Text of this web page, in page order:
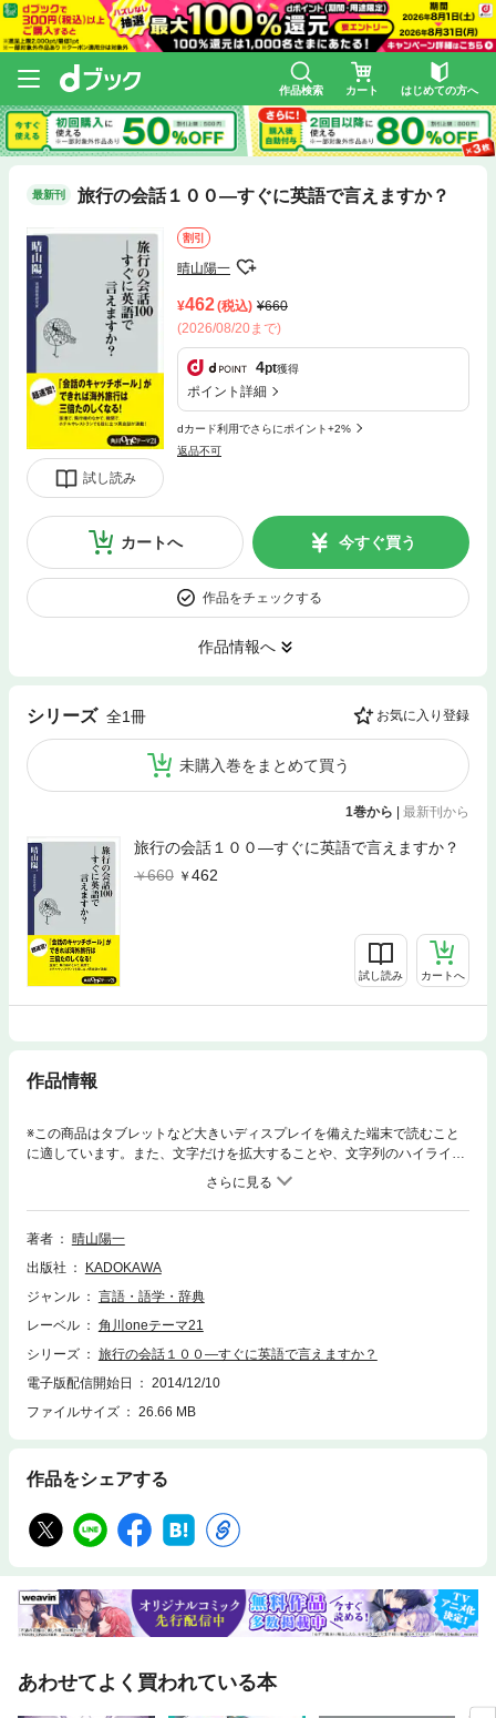
作品検索 カート はじめての方へ
最新刊 旅行の会話１００―すぐに英語で言えますか？
試し読み
割引
晴山陽一
462(税込)
660
(2026/08/20まで)
4pt獲得
ポイント詳細
dカード利用でさらにポイント+2%
返品不可
カートへ 今すぐ買う
作品をチェックする
作品情報へ
シリーズ 全1冊 お気に入り登録
未購入巻をまとめて買う
1巻から 最新刊から
旅行の会話１００―すぐに英語で言えますか？
660
462
試し読み カートへ
作品情報
※この商品はタブレットなど大きいディスプレイを備えた端末で読むこと
に適しています。また、文字だけを拡大することや、文字列のハイライ
ト、検索、辞書の参照、引用などの機能が使用できません。日本人がとか
く弱いと言われる会話のキャッチボール、が英語でできるように工夫され
た初めての旅行英語勉強本。初心者から中級者まで対応する内容。※電子
書籍にはＣＤはついておりません。制作の都合上、本書にはＣＤマークの
さい。
著者
晴山陽一
出版社
KADOKAWA
ジャンル
言語・語学・辞典
レーベル
角川oneテーマ21
シリーズ
旅行の会話１００―すぐに英語で言えますか？
電子版配信開始日
2014/12/10
ファイルサイズ
26.66 MB
作品をシェアする
あわせてよく買われている本